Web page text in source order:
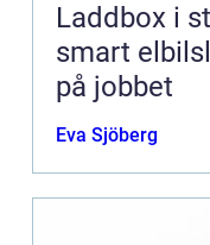
Laddbox i
smart
på jobbet
Eva Sjöberg